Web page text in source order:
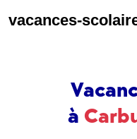
vacances-
à